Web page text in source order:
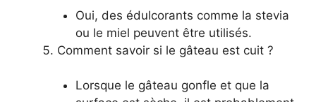
Oui, des édulcorants comme la stevia
ou le miel peuvent être utilisés.
Comment savoir si le gâteau est cuit ?
Lorsque le gâteau gonfle et que la